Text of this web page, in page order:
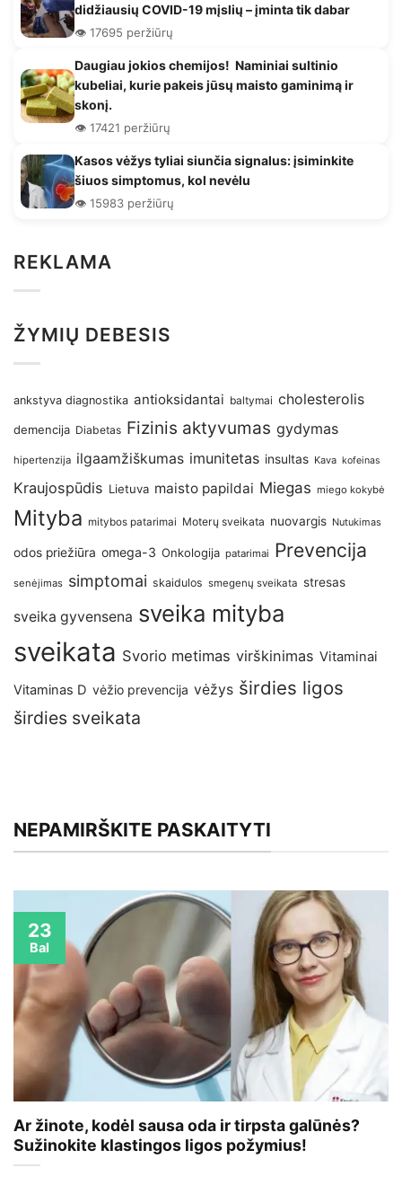
didžiausių COVID-19 mįslių – įminta tik dabar
👁️ 17695 peržiūrų
Daugiau jokios chemijos! Naminiai sultinio
kubeliai, kurie pakeis jūsų maisto gaminimą ir
skonį.
👁️ 17421 peržiūrų
Kasos vėžys tyliai siunčia signalus: įsiminkite
šiuos simptomus, kol nevėlu
👁️ 15983 peržiūrų
REKLAMA
ŽYMIŲ DEBESIS
ankstyva diagnostika antioksidantai baltymai cholesterolis
demencija Diabetas Fizinis aktyvumas gydymas
hipertenzija ilgaamžiškumas imunitetas insultas Kava kofeinas
Kraujospūdis Lietuva maisto papildai Miegas miego kokybė
Mityba mitybos patarimai Moterų sveikata nuovargis Nutukimas
odos priežiūra omega-3 Onkologija patarimai Prevencija
senėjimas simptomai skaidulos smegenų sveikata stresas
sveika gyvensena sveika mityba
sveikata Svorio metimas virškinimas Vitaminai
Vitaminas D vėžio prevencija vėžys širdies ligos
širdies sveikata
NEPAMIRŠKITE PASKAITYTI
Ar žinote, kodėl sausa oda ir tirpsta galūnės?
Sužinokite klastingos ligos požymius!
23
Bal